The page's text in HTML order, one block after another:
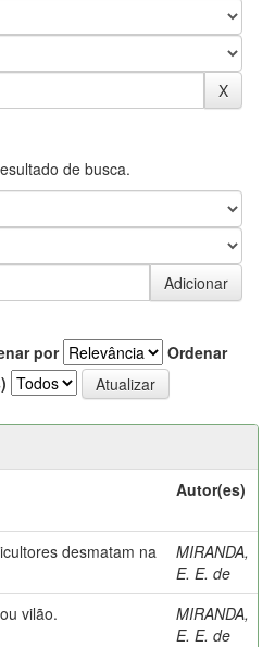
de busca.
por
Ordenar
Autor(es)
desmatam na
MIRANDA,
E. E. de
vilão.
MIRANDA,
E. E. de